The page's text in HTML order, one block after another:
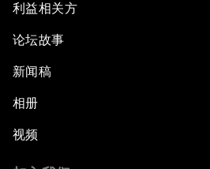
利益相关方
论坛故事
新闻稿
相册
视频